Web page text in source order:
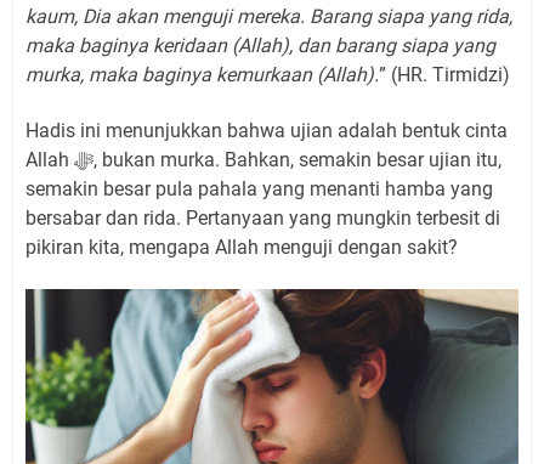
kaum, Dia akan menguji mereka. Barang siapa yang rida,
maka baginya keridaan (Allah), dan barang siapa yang
murka, maka baginya kemurkaan (Allah).” (HR. Tirmidzi)
Hadis ini menunjukkan bahwa ujian adalah bentuk cinta
Allah ﷻ, bukan murka. Bahkan, semakin besar ujian itu,
semakin besar pula pahala yang menanti hamba yang
bersabar dan rida. Pertanyaan yang mungkin terbesit di
pikiran kita, mengapa Allah menguji dengan sakit?